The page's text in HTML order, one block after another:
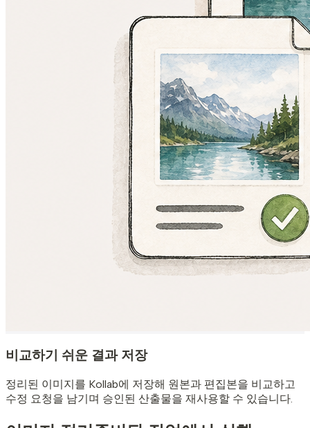
비교하기 쉬운 결과 저장
정리된 이미지를 Kollab에 저장해 원본과 편집본을 비교하고
수정 요청을 남기며 승인된 산출물을 재사용할 수 있습니다.